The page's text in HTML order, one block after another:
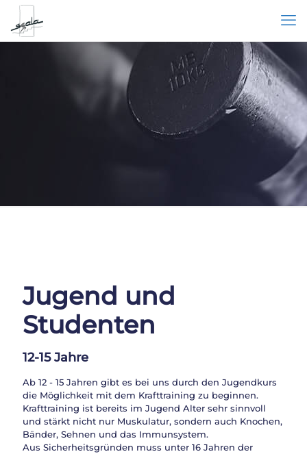
Jugend und
Studenten
12-15 Jahre
Ab 12 - 15 Jahren gibt es bei uns durch den Jugendkurs
die Möglichkeit mit dem Krafttraining zu beginnen.
Krafttraining ist bereits im Jugend Alter sehr sinnvoll
und stärkt nicht nur Muskulatur, sondern auch Knochen,
Bänder, Sehnen und das Immunsystem.
Aus Sicherheitsgründen muss unter 16 Jahren der